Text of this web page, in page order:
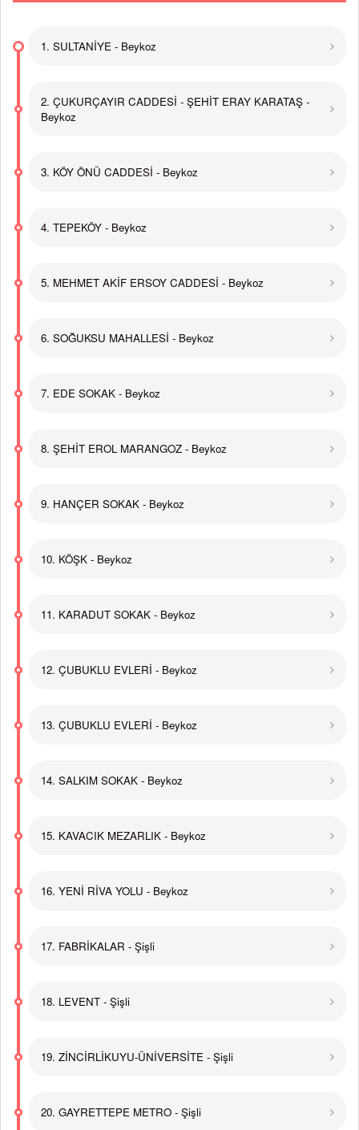
1. SULTANİYE - Beykoz
2. ÇUKURÇAYIR CADDESİ - ŞEHİT ERAY KARATAŞ -
Beykoz
3. KÖY ÖNÜ CADDESİ - Beykoz
4. TEPEKÖY - Beykoz
5. MEHMET AKİF ERSOY CADDESİ - Beykoz
6. SOĞUKSU MAHALLESİ - Beykoz
7. EDE SOKAK - Beykoz
8. ŞEHİT EROL MARANGOZ - Beykoz
9. HANÇER SOKAK - Beykoz
10. KÖŞK - Beykoz
11. KARADUT SOKAK - Beykoz
12. ÇUBUKLU EVLERİ - Beykoz
13. ÇUBUKLU EVLERİ - Beykoz
14. SALKIM SOKAK - Beykoz
15. KAVACIK MEZARLIK - Beykoz
16. YENİ RİVA YOLU - Beykoz
17. FABRİKALAR - Şişli
18. LEVENT - Şişli
19. ZİNCİRLİKUYU-ÜNİVERSİTE - Şişli
20. GAYRETTEPE METRO - Şişli